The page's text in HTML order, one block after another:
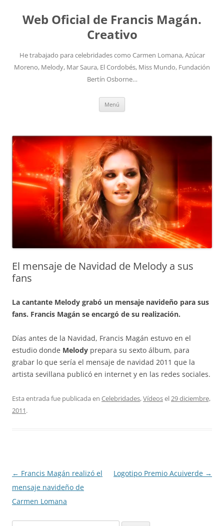
contenido
Web Oficial de Francis Magán.
Creativo
He trabajado para celebridades como Carmen Lomana, Azúcar
Moreno, Melody, Mar Saura, El Cordobés, Miss Mundo, Fundación
Bertín Osborne…
Menú
El mensaje de Navidad de Melody a sus
fans
La cantante Melody grabó un mensaje navideño para sus
fans. Francis Magán se encargó de su realización.
Días antes de la Navidad, Francis Magán estuvo en el
estudio donde Melody prepara su sexto álbum, para
grabar lo que sería el mensaje de navidad 2011 que la
artista sevillana publicó en internet y en las redes sociales.
Esta entrada fue publicada en Celebridades,Vídeosel29 diciembre,
2011.
Navegación
de
entradas
← Francis Magán realizó el
mensaje navideño de
Carmen Lomana
Logotipo Premio Acuiverde →